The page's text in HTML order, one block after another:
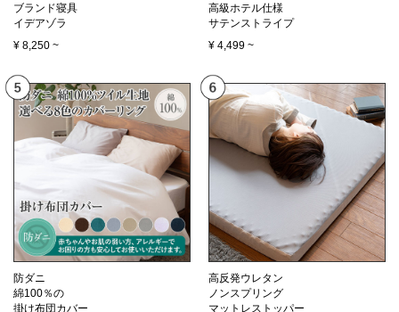
ブランド寝具
イデアゾラ
¥ 8,250 ~
高級ホテル仕様
サテンストライプ
¥ 4,499 ~
防ダニ
綿100％の
掛け布団カバー
高反発ウレタン
ノンスプリング
マットレストッパー